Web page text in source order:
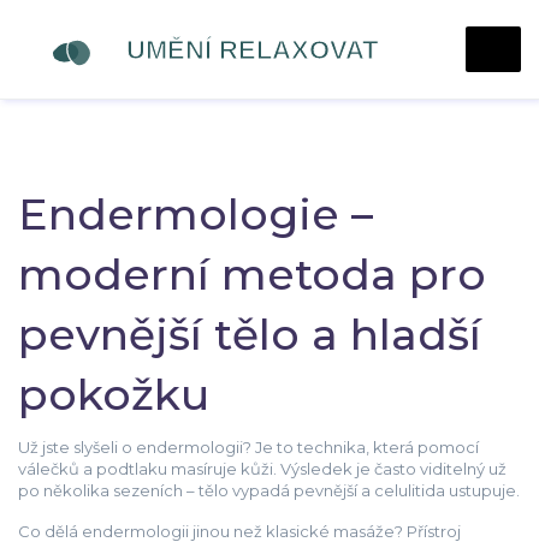
Endermologie –
moderní metoda pro
pevnější tělo a hladší
pokožku
Už jste slyšeli o endermologii? Je to technika, která pomocí
válečků a podtlaku masíruje kůži. Výsledek je často viditelný už
po několika sezeních – tělo vypadá pevnější a celulitida ustupuje.
Co dělá endermologii jinou než klasické masáže? Přístroj